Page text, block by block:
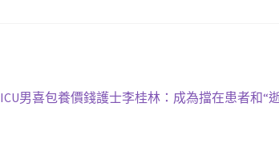
下
​ICU男喜包養價錢護士李桂林：成為擋在患者和“